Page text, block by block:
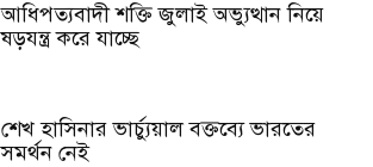
আধিপত্যবাদী শক্তি জুলাই অভ্যুত্থান নিয়ে
ষড়যন্ত্র করে যাচ্ছে
শেখ হাসিনার ভার্চ্যুয়াল বক্তব্যে ভারতের
সমর্থন নেই